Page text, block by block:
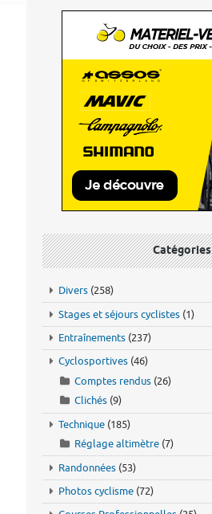
Catégories
Divers (258)
Stages et séjours cyclistes (1)
Entraînements (237)
Cyclosportives (46)
Comptes rendus (26)
Clichés (9)
Technique (185)
Réglage altimètre (7)
Randonnées (53)
Photos cyclisme (72)